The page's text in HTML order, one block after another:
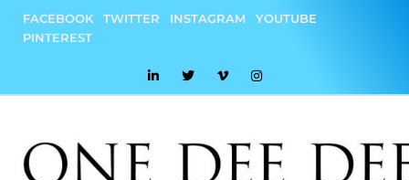
content
FACEBOOK TWITTER INSTAGRAM
YOUTUBE
PINTEREST